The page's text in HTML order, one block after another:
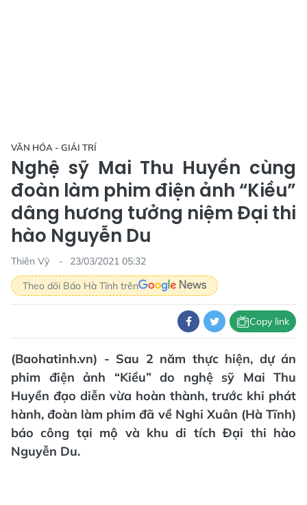
VĂN HÓA - GIẢI TRÍ
Nghệ sỹ Mai Thu Huyền cùng
đoàn làm phim điện ảnh “Kiều”
dâng hương tưởng niệm Đại thi
hào Nguyễn Du
Thiên Vỹ
23/03/2021 05:32
Theo dõi Báo Hà Tĩnh trên
Copy link
(Baohatinh.vn) - Sau 2 năm thực hiện, dự án
phim điện ảnh “Kiều” do nghệ sỹ Mai Thu
Huyền đạo diễn vừa hoàn thành, trước khi phát
hành, đoàn làm phim đã về Nghi Xuân (Hà Tĩnh)
báo công tại mộ và khu di tích Đại thi hào
Nguyễn Du.